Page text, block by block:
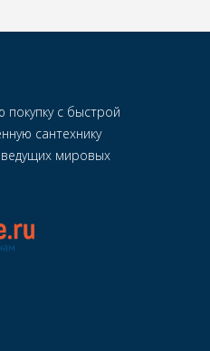
покупку с быстрой
сантехнику
мировых